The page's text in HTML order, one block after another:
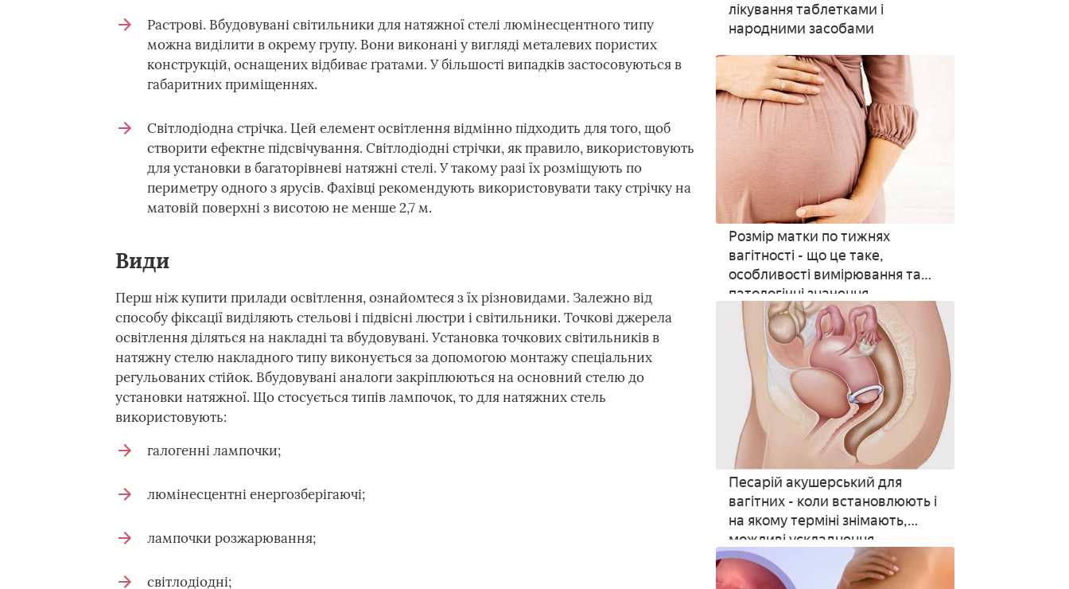
Растрові. Вбудовувані світильники для натяжної стелі люмінесцентного типу
можна виділити в окрему групу. Вони виконані у вигляді металевих пористих
конструкцій, оснащених відбиває ґратами. У більшості випадків застосовуються в
габаритних приміщеннях.
Світлодіодна стрічка. Цей елемент освітлення відмінно підходить для того, щоб
створити ефектне підсвічування. Світлодіодні стрічки, як правило, використовують
для установки в багаторівневі натяжні стелі. У такому разі їх розміщують по
периметру одного з ярусів. Фахівці рекомендують використовувати таку стрічку на
матовій поверхні з висотою не менше 2,7 м.
Види
Перш ніж купити прилади освітлення, ознайомтеся з їх різновидами. Залежно від
способу фіксації виділяють стельові і підвісні люстри і світильники. Точкові джерела
освітлення діляться на накладні та вбудовувані. Установка точкових світильників в
натяжну стелю накладного типу виконується за допомогою монтажу спеціальних
регульованих стійок. Вбудовувані аналоги закріплюються на основний стелю до
установки натяжної. Що стосується типів лампочок, то для натяжних стель
використовують:
галогенні лампочки;
люмінесцентні енергозберігаючі;
лампочки розжарювання;
світлодіодні;
лікування таблетками і
народними засобами
Розмір матки по тижнях
вагітності - що це таке,
особливості вимірювання та
патологічні значення
Песарій акушерський для
вагітних - коли встановлюють і
на якому терміні знімають,
можливі ускладнення